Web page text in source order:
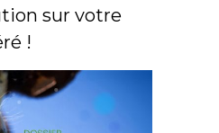
sur votre
!